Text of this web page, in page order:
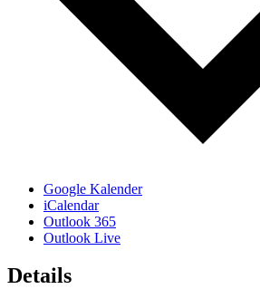
Google Kalender
iCalendar
Outlook 365
Outlook Live
Details